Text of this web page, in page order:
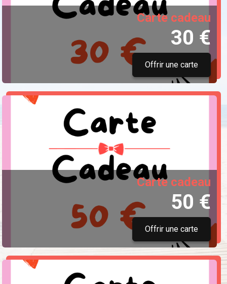
Carte cadeau
30 €
Offrir une carte
Carte cadeau
50 €
Offrir une carte